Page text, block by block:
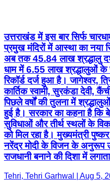
उत्तराखंड में इस बार सिर्फ
प्रमुख मंदिरों में आस्था का नया
अब तक 45.84 लाख श्रद्धालु
धाम में 6.55 लाख श्रद्धालुओं
रिकॉर्ड दर्ज हुआ है। जागेश्वर,
कार्तिक स्वामी, सुरकंडा देवी,
पिछले वर्षों की तुलना में
हुई है। सरकार का कहना है
सुविधाओं और तीर्थ स्थलों के
को मिल रहा है। मुख्यमंत्री
नरेंद्र मोदी के विजन के अनुरूप
राजधानी बनाने की दिशा में
Tehri, Tehri Garhwal | Aug 5,